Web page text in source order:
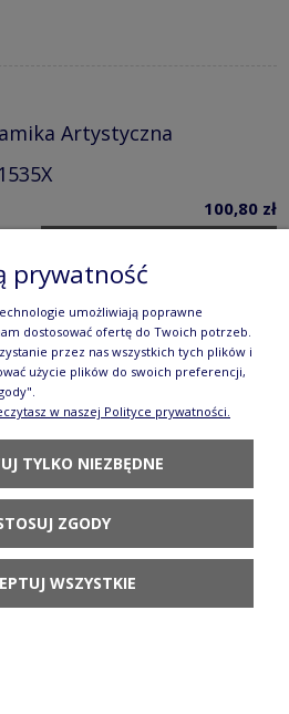
Artystyczna
100,80 zł
DOSTĘPNOŚCI
V 0,4 L Ceramika
C47 dek1535X
103,70 zł
prywatność
umożliwiają poprawne
dostosować ofertę do Twoich potrzeb.
przez nas wszystkich tych plików i
użycie plików do swoich preferencji,
w naszej Polityce prywatności.
TYLKO NIEZBĘDNE
ZGODY
WSZYSTKIE